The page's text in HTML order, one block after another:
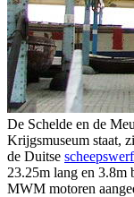
De Schelde en de
Krijgsmuseum staat,
de Duitse scheepswerf
23.25m lang en 3.8m
MWM motoren